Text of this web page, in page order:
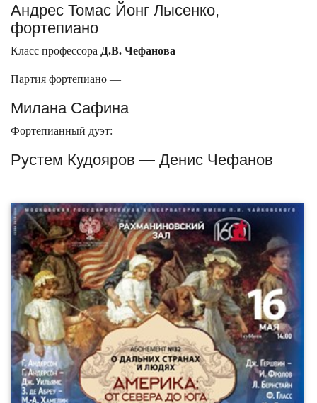
Андрес Томас Йонг Лысенко,
фортепиано
Класс профессора Д.В. Чефанова
Партия фортепиано —
Милана Сафина
Фортепианный дуэт:
Рустем Кудояров — Денис Чефанов